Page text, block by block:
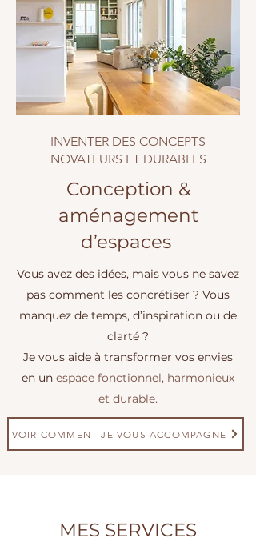
INVENTER DES CONCEPTS
NOVATEURS ET DURABLES
Conception &
aménagement
d’espaces
​Vous avez des idées, mais vous ne savez
pas comment les concrétiser ? Vous
manquez de temps, d’inspiration ou de
clarté ?
Je vous aide à transformer vos envies
en un espace fonctionnel, harmonieux
et durable.
VOIR COMMENT JE VOUS ACCOMPAGNE
MES SERVICES